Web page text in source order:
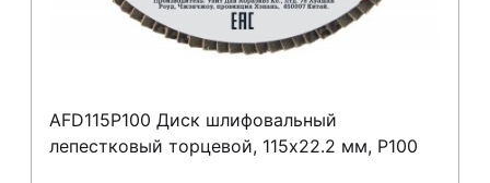
AFD115P100 Диск шлифовальный
лепестковый торцевой, 115х22.2 мм, Р100